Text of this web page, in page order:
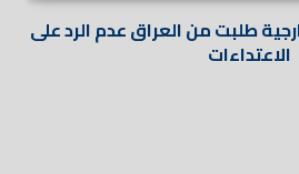
طلبت من العراق عدم الرد على
الاعتداءات